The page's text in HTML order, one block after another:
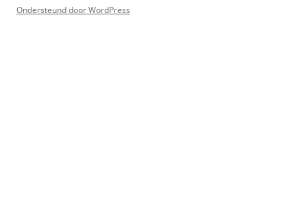
Ondersteund door WordPress